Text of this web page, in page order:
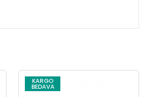
KARGO
BEDAVA